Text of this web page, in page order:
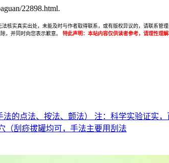
22898.html.
核实真实出处，未能及时与作者取得联系，或有版权异议的，请联系
，并同时向您表示歉意。
特此声明：本站内容仅供读者参考，请理性理
的点法、按法、颤法） 注：科学实验证实
（刮痧拔罐均可，手法主要用刮法